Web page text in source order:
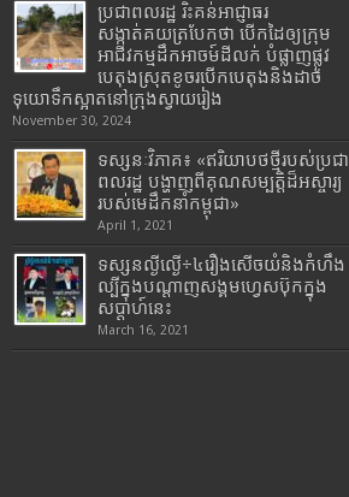
ប្រជាពលរដ្ឋ រិះគន់អាជ្ញាធរ
សង្កាត់គយត្របែកថា បើកដៃឲ្យក្រុម
អាជីវកម្មដឹកអាចម៍ដីលក់ បំផ្លាញផ្លូវ
បេតុងស្រុតខូចរបើកបេតុងនិងដាច់
ទុយោទឹកស្អាតនៅក្រុងស្វាយរៀង
November 30, 2024
ទស្សនៈវិភាគ៖ «ឥរិយាបថថ្មីរបស់ប្រជា
ពលរដ្ឋ បង្ហាញពីគុណសម្បត្តិដ៏អស្ចារ្យ
របស់មេដឹកនាំកម្ពុជា»
April 1, 2021
ទស្សនល្ងីល្ងើ÷៤រឿងសើចយំនិងកំហឹង
ល្បីក្នុងបណ្តាញសង្គមហ្វេសប៊ុកក្នុង
សប្តាហ៍នេះ
March 16, 2021